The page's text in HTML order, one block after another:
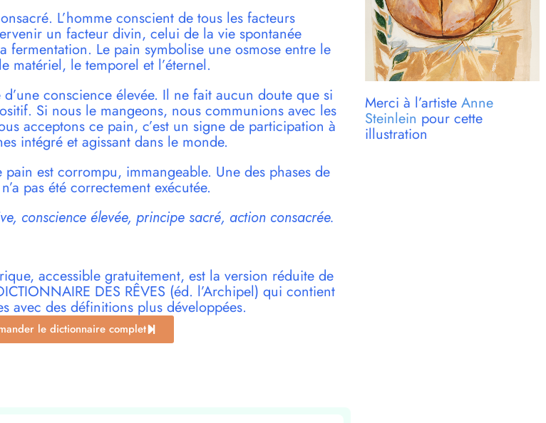
L’homme conscient de tous les facteurs
un facteur divin, celui de la vie spontanée
fermentation. Le pain symbolise une osmose entre le
matériel, le temporel et l’éternel.
conscience élevée. Il ne fait aucun doute que si
Si nous le mangeons, nous communions avec les
acceptons ce pain, c’est un signe de participation à
intégré et agissant dans le monde.
est corrompu, immangeable. Une des phases de
pas été correctement exécutée.
conscience élevée, principe sacré, action consacrée.
accessible gratuitement, est la version réduite de
DES RÊVES (éd. l’Archipel) qui contient
avec des définitions plus développées.
le dictionnaire complet
Merci à l’artisteAnne
Steinlein pour cette
illustration